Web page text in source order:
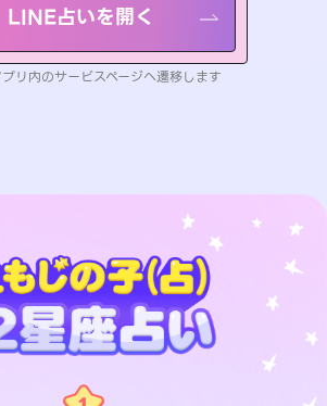
LINE占いを開く
リ内のサービスページへ遷移します